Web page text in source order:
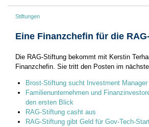
Stiftungen
Eine Finanzchefin für die
Die RAG-Stiftung bekommt mit Kerstin
Finanzchefin. Sie tritt den Posten im
Brost-Stiftung sucht Investment Manager
Familienunternehmen und
den ersten Blick
RAG-Stiftung casht aus
RAG-Stiftung gibt Geld für Gov-Tech-